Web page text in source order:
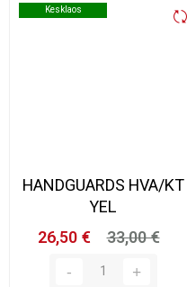
Kesklaos
Kesklaos
HANDGUARDS HVA/KT
YEL
26,50 €
33,00 €